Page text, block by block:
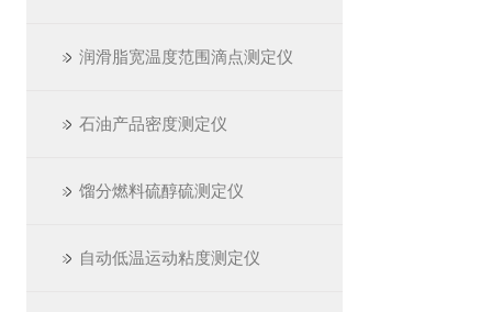
润滑脂宽温度范围滴点测定仪
石油产品密度测定仪
馏分燃料硫醇硫测定仪
自动低温运动粘度测定仪